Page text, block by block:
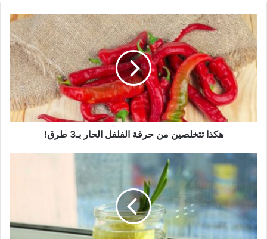
هكذا
تتخلصين
من
حرقة
الفلفل
طرق!
هكذا تتخلصين من حرقة الفلفل الحار بـ3 طرق!
ازرعي
الأخضر
البيت
باستخدام
وعاء